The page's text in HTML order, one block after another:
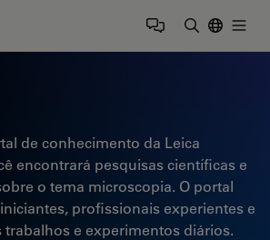
Logo
de conhecimento da Leica
encontrará pesquisas científicas e
o tema microscopia. O portal
profissionais experientes e
trabalhos e experimentos diários.